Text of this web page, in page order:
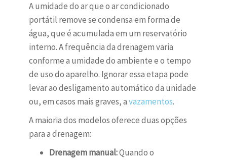
A umidade do ar que o ar condicionado
portátil remove se condensa em forma de
água, que é acumulada em um reservatório
interno. A frequência da drenagem varia
conforme a umidade do ambiente e o tempo
de uso do aparelho. Ignorar essa etapa pode
levar ao desligamento automático da unidade
ou, em casos mais graves, avazamentos.
A maioria dos modelos oferece duas opções
para a drenagem:
Drenagem manual:Quando o